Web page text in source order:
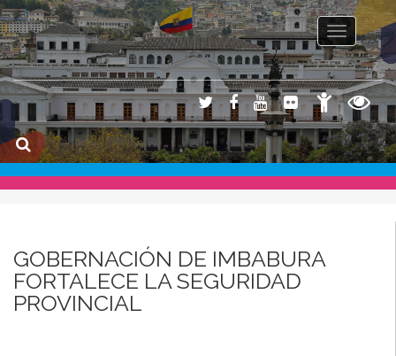
Toggle
GOBERNACIÓN DE IMBABURA
FORTALECE LA SEGURIDAD
PROVINCIAL